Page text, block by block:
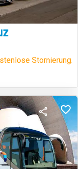
Stornierung.